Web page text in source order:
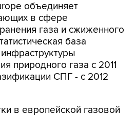
объединяет
в сфере
газа и сжиженного
база
природного газа с 2011
СПГ - с 2012
в европейской газовой